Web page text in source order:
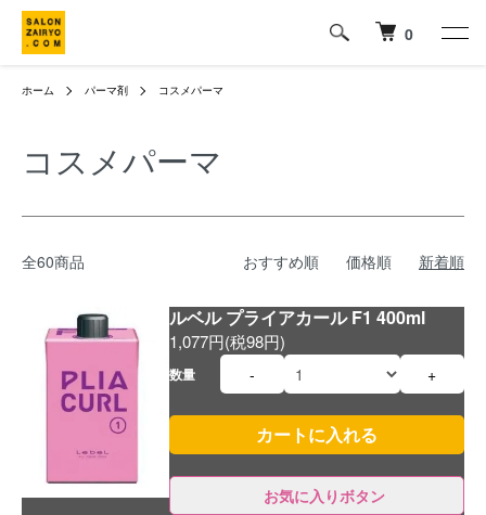
0
ホーム パーマ剤 コスメパーマ
コスメパーマ
全60商品 おすすめ順 価格順 新着順
ルベル プライアカール F1 400ml
1,077円(税98円)
数量 - +
お気に入りボタン